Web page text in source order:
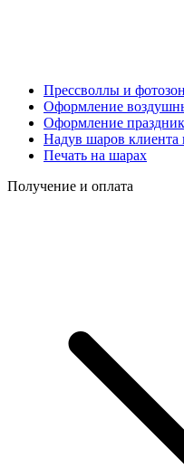
Прессволлы и
Оформление
Оформление
Надув шаров клиента
Печать на шарах
Получение и оплата